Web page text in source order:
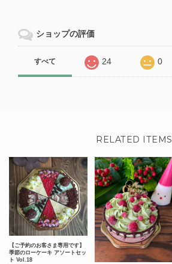
ショップの評価
すべて 24 0
RELATED ITEMS
【ご予約のお客さま専用です】
季節のローケーキ アソートセッ
ト Vol.18